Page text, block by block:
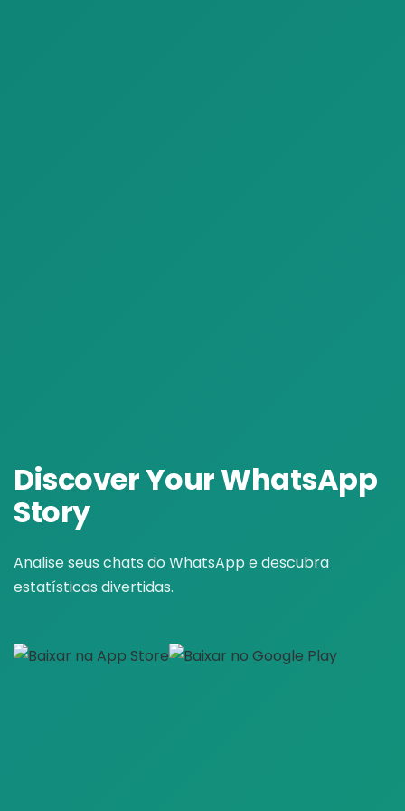
Discover YourWhatsApp
Story
Analise seus chats do WhatsApp e descubra
estatísticas divertidas.